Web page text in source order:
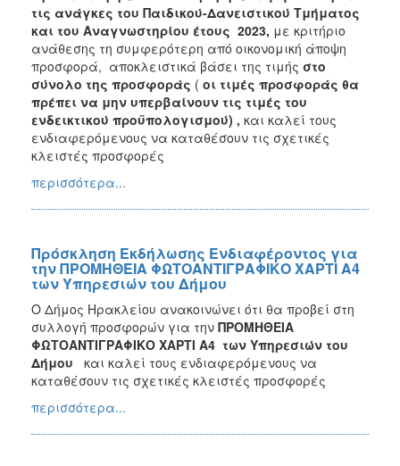
τις ανάγκες του Παιδικού-Δανειστικού Τμήματος
και του Αναγνωστηρίου έτους 2023, με κριτήριο
ανάθεσης τη συμφερότερη από οικονομική άποψη
προσφορά, αποκλειστικά βάσει της τιμής στο
σύνολο της προσφοράς ( οι τιμές προσφοράς θα
πρέπει να μην υπερβαίνουν τις τιμές του
ενδεικτικού προϋπολογισμού) , και καλεί τους
ενδιαφερόμενους να καταθέσουν τις σχετικές
κλειστές προσφορές
περισσότερα...
Πρόσκληση Εκδήλωσης Ενδιαφέροντος για
την ΠΡΟΜΗΘΕΙΑ ΦΩΤΟΑΝΤΙΓΡΑΦΙΚΟ ΧΑΡΤΙ Α4
των Υπηρεσιών του Δήμου
Ο Δήμος Ηρακλείου ανακοινώνει ότι θα προβεί στη
συλλογή προσφορών για την ΠΡΟΜΗΘΕΙΑ
ΦΩΤΟΑΝΤΙΓΡΑΦΙΚΟ ΧΑΡΤΙ Α4 των Υπηρεσιών του
Δήμου
και καλεί τους ενδιαφερόμενους να
καταθέσουν τις σχετικές κλειστές προσφορές
περισσότερα...